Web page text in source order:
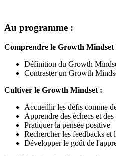
Au programme :
Comprendre le Growth Mindset
Définition du Growth
Contraster un Growth
Cultiver le Growth Mindset :
Accueillir les défis comme
Apprendre des échecs et des
Pratiquer la pensée positive
Rechercher les feedbacks et
Développer le goût de